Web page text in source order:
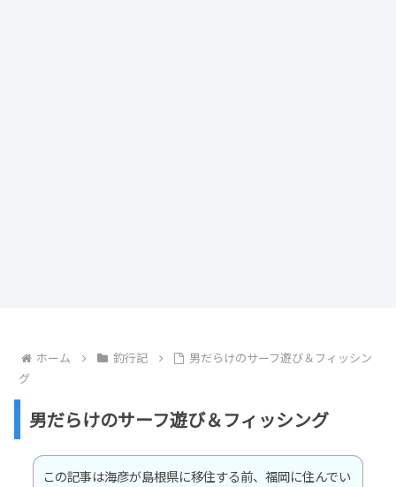
ホーム 釣行記
男だらけのサーフ遊び＆フィッシン
グ
男だらけのサーフ遊び＆フィッシング
この記事は海彦が島根県に移住する前、福岡に住んでい